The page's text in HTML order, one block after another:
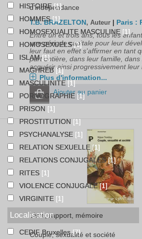
d'indépendance
T.B. BRAZELTON, Auteur | Paris :
Entre un et trois ans, tous les
une période capitale pour leur
leur faut en effet s'affirmer en tant
part entière, dans leur famille, dans
acquérir ainsi progressivement leur
Plus d'information...
Ajouter au panier
Livre, rapport, mémoire
Couple, sexualité et société
HISTOIRE[1]
HOMMES[1]
HOMOSEXUALITE MASCULINE [1]
HOMOSEXUELS[1]
ISLAM[1]
MAGHREB [1]
MASCULINITE [1]
PORNOGRAPHIE [1]
PRISON [1]
PROSTITUTION [1]
PSYCHANALYSE [1]
RELATION SEXUELLE [1]
RELATIONS CONJUGALES[1]
RITES [1]
VIOLENCE CONJUGALE[1]
VIRGINITE [1]
Localisation
CEDIF Bruxelles[7]